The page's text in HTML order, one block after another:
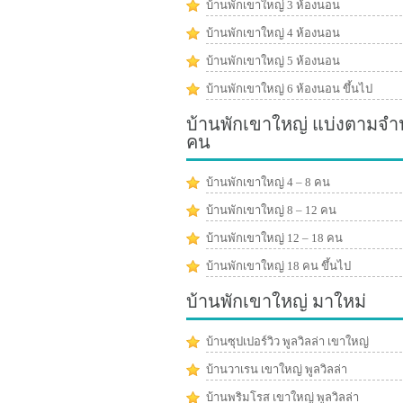
บ้านพักเขาใหญ่ 3 ห้องนอน
บ้านพักเขาใหญ่ 4 ห้องนอน
บ้านพักเขาใหญ่ 5 ห้องนอน
บ้านพักเขาใหญ่ 6 ห้องนอน ขึ้นไป
บ้านพักเขาใหญ่ แบ่งตามจ
คน
บ้านพักเขาใหญ่ 4 – 8 คน
บ้านพักเขาใหญ่ 8 – 12 คน
บ้านพักเขาใหญ่ 12 – 18 คน
บ้านพักเขาใหญ่ 18 คน ขึ้นไป
บ้านพักเขาใหญ่ มาใหม่
บ้านซุปเปอร์วิว พูลวิลล่า เขาใหญ่
บ้านวาเรน เขาใหญ่ พูลวิลล่า
บ้านพริมโรส เขาใหญ่ พูลวิลล่า